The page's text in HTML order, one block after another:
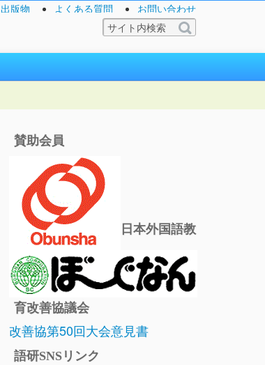
出版物 よくある質問 お問い合わせ
賛助会員
日本外国語教
育改善協議会
改善協第50回大会意見書
語研SNSリンク